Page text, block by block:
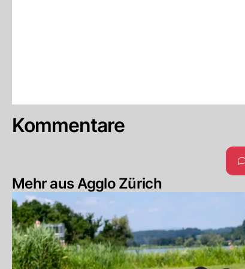
Kommentare
Mehr aus Agglo Zürich